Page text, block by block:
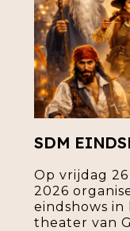
SDM
Op vrijdag
2026
eindshows
theater van